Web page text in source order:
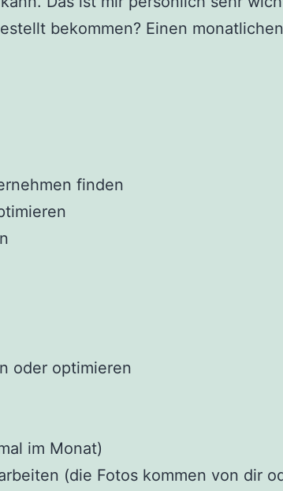
bekommen? Einen
finden
oder optimieren
im Monat)
(die Fotos kommen von dir